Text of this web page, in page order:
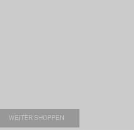
WEITER SHOPPEN